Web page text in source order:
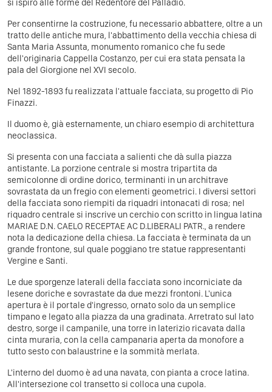
si ispirò alle forme del Redentore del Palladio.
Per consentirne la costruzione, fu necessario abbattere, oltre a un
tratto delle antiche mura, l'abbattimento della vecchia chiesa di
Santa Maria Assunta, monumento romanico che fu sede
dell'originaria Cappella Costanzo, per cui era stata pensata la
pala del Giorgione nel XVI secolo.
Nel 1892-1893 fu realizzata l'attuale facciata, su progetto di Pio
Finazzi.
Il duomo è, già esternamente, un chiaro esempio di architettura
neoclassica.
Si presenta con una facciata a salienti che dà sulla piazza
antistante. La porzione centrale si mostra tripartita da
semicolonne di ordine dorico, terminanti in un architrave
sovrastata da un fregio con elementi geometrici. I diversi settori
della facciata sono riempiti da riquadri intonacati di rosa; nel
riquadro centrale si inscrive un cerchio con scritto in lingua latina
MARIAE D.N. CAELO RECEPTAE AC D.LIBERALI PATR., a rendere
nota la dedicazione della chiesa. La facciata è terminata da un
grande frontone, sul quale poggiano tre statue rappresentanti
Vergine e Santi.
Le due sporgenze laterali della facciata sono incorniciate da
lesene doriche e sovrastate da due mezzi frontoni. L'unica
apertura è il portale d'ingresso, ornato solo da un semplice
timpano e legato alla piazza da una gradinata. Arretrato sul lato
destro, sorge il campanile, una torre in laterizio ricavata dalla
cinta muraria, con la cella campanaria aperta da monofore a
tutto sesto con balaustrine e la sommità merlata.
L'interno del duomo è ad una navata, con pianta a croce latina.
All'intersezione col transetto si colloca una cupola.